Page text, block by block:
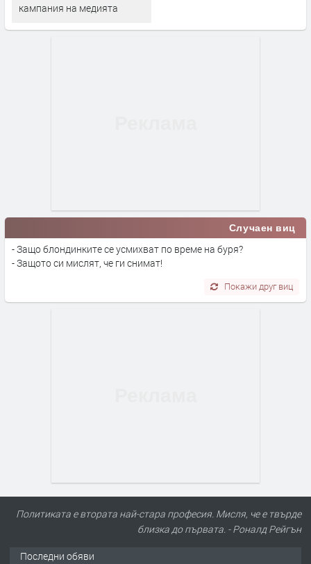
кампания на медията
Случаен виц
- Защо блондинките се усмихват по време на буря?
- Защото си мислят, че ги снимат!
Покажи друг виц
Политиката е втората най-стара професия. Мисля, че е твърде
близка до първата. - Роналд Рейгън
Последни обяви